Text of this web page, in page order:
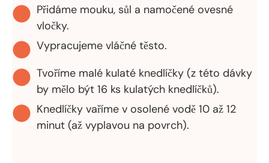
Přidáme mouku, sůl a namočené ovesné
vločky.
Vypracujeme vláčné těsto.
Tvoříme malé kulaté knedlíčky (z této dávky
by mělo být 16 ks kulatých knedlíčků).
Knedlíčky vaříme v osolené vodě 10 až 12
minut (až vyplavou na povrch).